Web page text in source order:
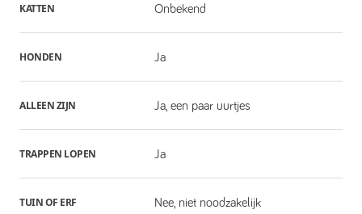
KATTEN Onbekend
HONDEN Ja
ALLEEN ZIJN Ja, een paar uurtjes
TRAPPEN LOPEN Ja
TUIN OF ERF Nee, niet noodzakelijk